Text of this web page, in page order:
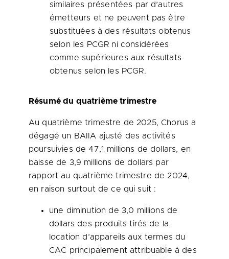
similaires présentées par d’autres
émetteurs et ne peuvent pas être
substituées à des résultats obtenus
selon les PCGR ni considérées
comme supérieures aux résultats
obtenus selon les PCGR.
Résumé du quatrième trimestre
Au quatrième trimestre de 2025, Chorus a
dégagé un BAIIA ajusté des activités
poursuivies de 47,1 millions de dollars, en
baisse de 3,9 millions de dollars par
rapport au quatrième trimestre de 2024,
en raison surtout de ce qui suit :
une diminution de 3,0 millions de
dollars des produits tirés de la
location d’appareils aux termes du
CAC principalement attribuable à des